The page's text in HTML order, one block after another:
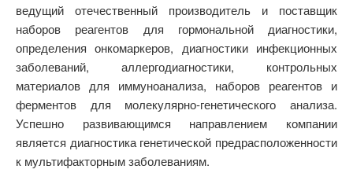
ведущий отечественный производитель и поставщик
наборов реагентов для гормональной диагностики,
определения онкомаркеров, диагностики инфекционных
заболеваний, аллергодиагностики, контрольных
материалов для иммуноанализа, наборов реагентов и
ферментов для молекулярно-генетического анализа.
Успешно развивающимся направлением компании
является диагностика генетической предрасположенности
к мультифакторным заболеваниям.